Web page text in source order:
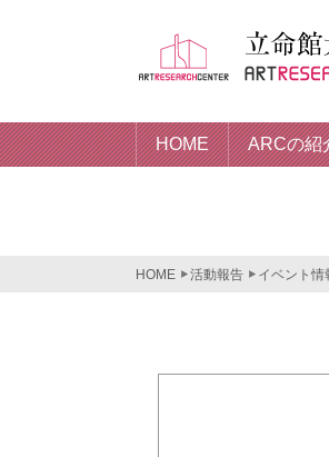
HOME ARCの紹
HOME 活動報告 イベント情